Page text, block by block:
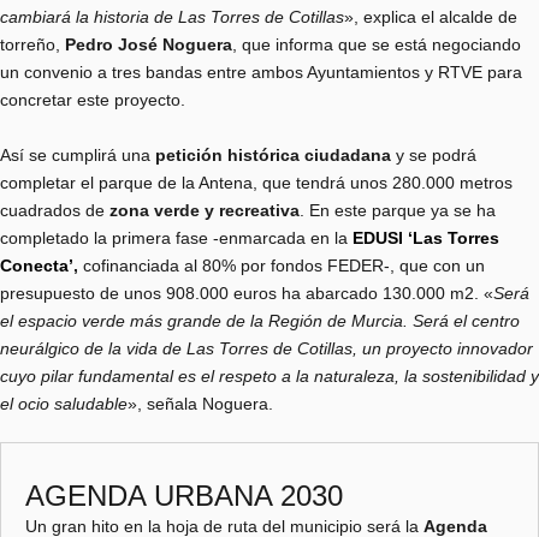
cambiará la historia de Las Torres de Cotillas», explica el alcalde de
torreño, Pedro José Noguera , que informa que se está negociando
un convenio a tres bandas entre ambos Ayuntamientos y RTVE para
concretar este proyecto.
Así se cumplirá una petición histórica ciudadana y se podrá
completar el parque de la Antena, que tendrá unos 280.000 metros
cuadrados de zona verde y recreativa . En este parque ya se ha
completado la primera fase -enmarcada en la EDUSI ‘Las Torres
Conecta’, cofinanciada al 80% por fondos FEDER-, que con un
presupuesto de unos 908.000 euros ha abarcado 130.000 m2. «Será
el espacio verde más grande de la Región de Murcia. Será el centro
neurálgico de la vida de Las Torres de Cotillas, un proyecto innovador
cuyo pilar fundamental es el respeto a la naturaleza, la sostenibilidad y
el ocio saludable», señala Noguera.
AGENDA URBANA 2030
Un gran hito en la hoja de ruta del municipio será la Agenda